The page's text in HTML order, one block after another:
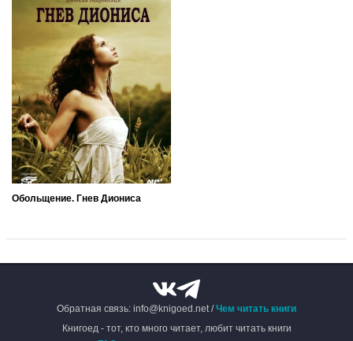
Обольщение. Гнев Диониса
Обратная связь: info@knigoed.net /Чем читать книги
Книгоед - тот, кто много читает, любит читать книги